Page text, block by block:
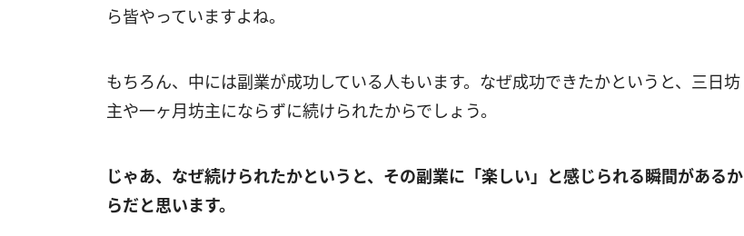
ら皆やっていますよね。
もちろん、中には副業が成功している人もいます。なぜ成功できたかというと、三日坊
主や一ヶ月坊主にならずに続けられたからでしょう。
じゃあ、なぜ続けられたかというと、その副業に「楽しい」と感じられる瞬間があるか
らだと思います。